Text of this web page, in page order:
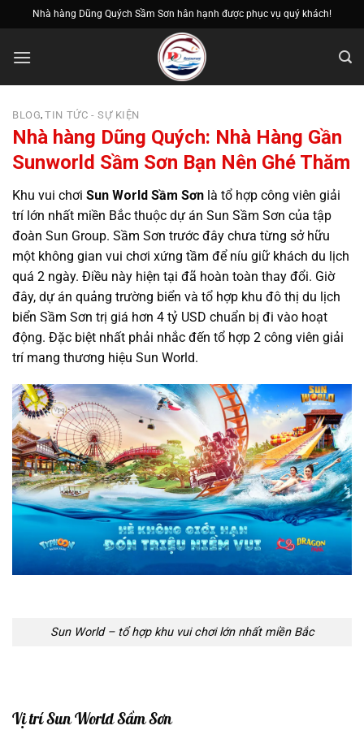
qua
nội
Nhà hàng Dũng Quých Sầm Sơn hân hạnh được phục vụ quý khách!
BLOG,TIN TỨC - SỰ KIỆN
Nhà hàng Dũng Quých: Nhà Hàng Gần
Sunworld Sầm Sơn Bạn Nên Ghé Thăm
Khu vui chơi Sun World Sầm Sơn là tổ hợp công viên giải
trí lớn nhất miền Bắc thuộc dự án Sun Sầm Sơn của tập
đoàn Sun Group. Sầm Sơn trước đây chưa từng sở hữu
một không gian vui chơi xứng tầm để níu giữ khách du lịch
quá 2 ngày. Điều này hiện tại đã hoàn toàn thay đổi. Giờ
đây, dự án quảng trường biển và tổ hợp khu đô thị du lịch
biển Sầm Sơn trị giá hơn 4 tỷ USD chuẩn bị đi vào hoạt
động. Đặc biệt nhất phải nhắc đến tổ hợp 2 công viên giải
trí mang thương hiệu Sun World.
Sun World – tổ hợp khu vui chơi lớn nhất miền Bắc
Vị trí Sun World Sầm Sơn